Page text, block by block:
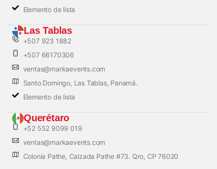
Elemento de lista
Las Tablas
+507 923 1882
+507 66170306
ventas@markaevents.com
Santo Domingo, Las Tablas, Panamá.
Elemento de lista
Querétaro
+52 552 9099 019
ventas@markaevents.com
Colonia Pathe, Calzada Pathe #73. Qro, CP 76020